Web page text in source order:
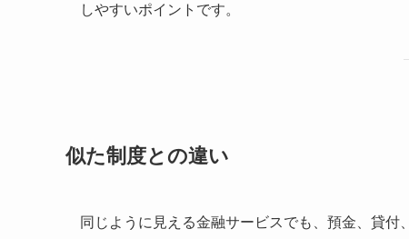
しやすいポイントです。
似た制度との違い
同じように見える金融サービスでも、預金、貸